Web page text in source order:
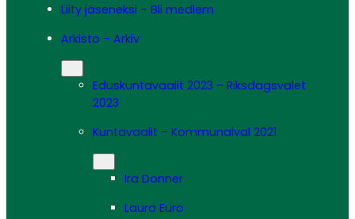
Liity jäseneksi – Bli medlem
Arkisto – Arkiv
Eduskuntavaalit 2023 – Riksdagsvalet
2023
Kuntavaalit – Kommunalval 2021
Ira Donner
Laura Euro